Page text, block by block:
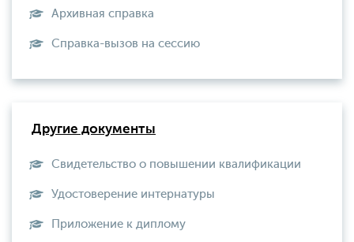
Архивная справка
Справка-вызов на сессию
Другие документы
Свидетельство о повышении квалификации
Удостоверение интернатуры
Приложение к диплому